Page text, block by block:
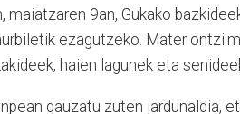
maiatzaren 9an, Gukako
ezagutzeko. Mater
haien lagunek eta
gauzatu zuten jardunaldia,